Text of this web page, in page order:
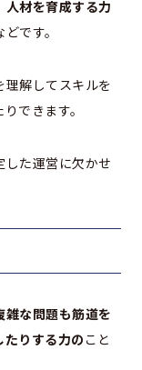
材を育成する力
どです。
解してスキルを
できます。
た運営に欠かせ
な問題も筋道を
りする力の こと